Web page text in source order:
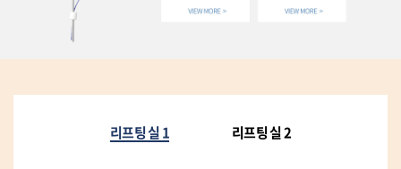
리프팅 실 1 리프팅 실 2